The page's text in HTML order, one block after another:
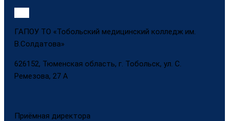
ГАПОУ ТО «Тобольский медицинский колледж им.
В.Солдатова»
626152, Тюменская область, г. Тобольск, ул. С.
Ремезова, 27 А
Приёмная директора